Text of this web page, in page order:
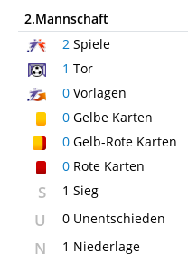
2.Mannschaft
2 Spiele
1 Tor
0 Vorlagen
0 Gelbe Karten
0 Gelb-Rote Karten
0 Rote Karten
S 1 Sieg
U 0 Unentschieden
N 1 Niederlage